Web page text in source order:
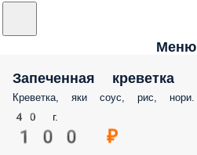
Меню
Запеченная креветка
Креветка, яки соус, рис, нори.
40 г.
100 ₽